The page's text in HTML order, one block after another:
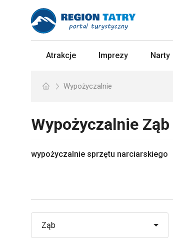
Atrakcje Imprezy Narty
Wypożyczalnie
Wypożyczalnie Ząb
wypożyczalnie sprzętu narciarskiego